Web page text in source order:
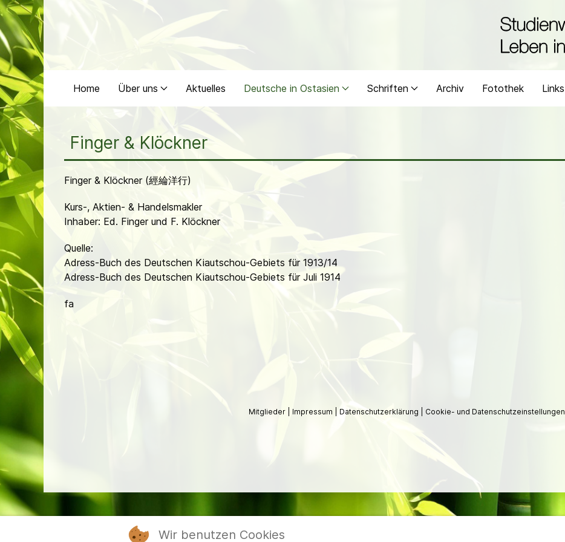
Home Über uns Aktuelles Deutsche in Ostasien Schriften Archiv Fotothek Links
Finger & Klöckner
Finger & Klöckner (經綸洋行)
Kurs-, Aktien- & Handelsmakler
Inhaber: Ed. Finger und F. Klöckner
Quelle:
Adress-Buch des Deutschen Kiautschou-Gebiets für 1913/14
Adress-Buch des Deutschen Kiautschou-Gebiets für Juli 1914
fa
Mitglieder Impressum Datenschutzerklärung Cookie- und Datenschutzeinstellungen
Wir benutzen Cookies